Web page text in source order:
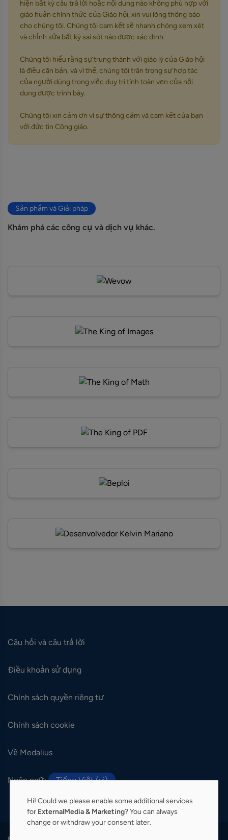
hiện bất kỳ câu trả lời hoặc nội dung nào không phù hợp với
giáo huấn chính thức của Giáo hội, xin vui lòng thông báo
cho chúng tôi. Chúng tôi cam kết sẽ nhanh chóng xem xét
và chỉnh sửa bất kỳ sai sót nào được xác định.
Chúng tôi hiểu rằng sự trung thành với giáo lý của Giáo hội
là điều căn bản, và vì thế, chúng tôi trân trọng sự hợp tác
của người dùng trong việc duy trì tính toàn vẹn của nội
dung được trình bày.
Chúng tôi xin cảm ơn vì sự thông cảm và cam kết của bạn
với đức tin Công giáo.
Sản phẩm và Giải pháp
Khám phá các công cụ và dịch vụ khác.
Câu hỏi và câu trả lời
Điều khoản sử dụng
Chính sách quyền riêng tư
Chính sách cookie
Về Medalius
Ngôn ngữ: Tiếng Việt (vi)
Hi! Could we please enable some additional services
for ExternalMedia & Marketing? You can always
change or withdraw your consent later.